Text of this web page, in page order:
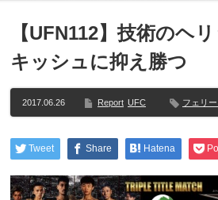
【UFN112】技術のヘ
キッシュに抑え勝つ
2017.06.26 Report UFC フェリ
Tweet Share Hatena